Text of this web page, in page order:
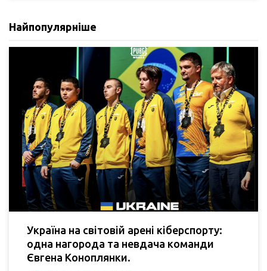
Найпопулярніше
Україна на світовій арені кіберспорту:
одна нагорода та невдача команди
Євгена Коноплянки.